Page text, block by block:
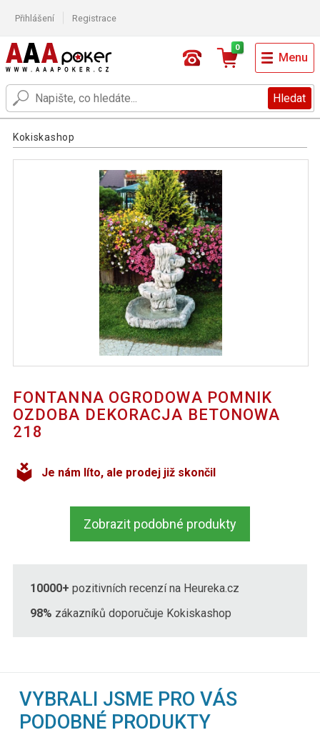
Přihlášení Registrace
Hledat
0
Menu
Kokiskashop
FONTANNA OGRODOWA POMNIK
OZDOBA DEKORACJA BETONOWA
218
Je nám líto, ale prodej již skončil
Zobrazit podobné produkty
10000+ pozitivních recenzí na Heureka.cz
98% zákazníků doporučuje Kokiskashop
VYBRALI JSME PRO VÁS
PODOBNÉ PRODUKTY